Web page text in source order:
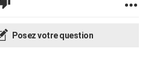
Posez votre question